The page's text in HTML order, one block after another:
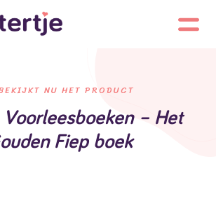
NU HET PRODUCT
– Het
Fiep boek